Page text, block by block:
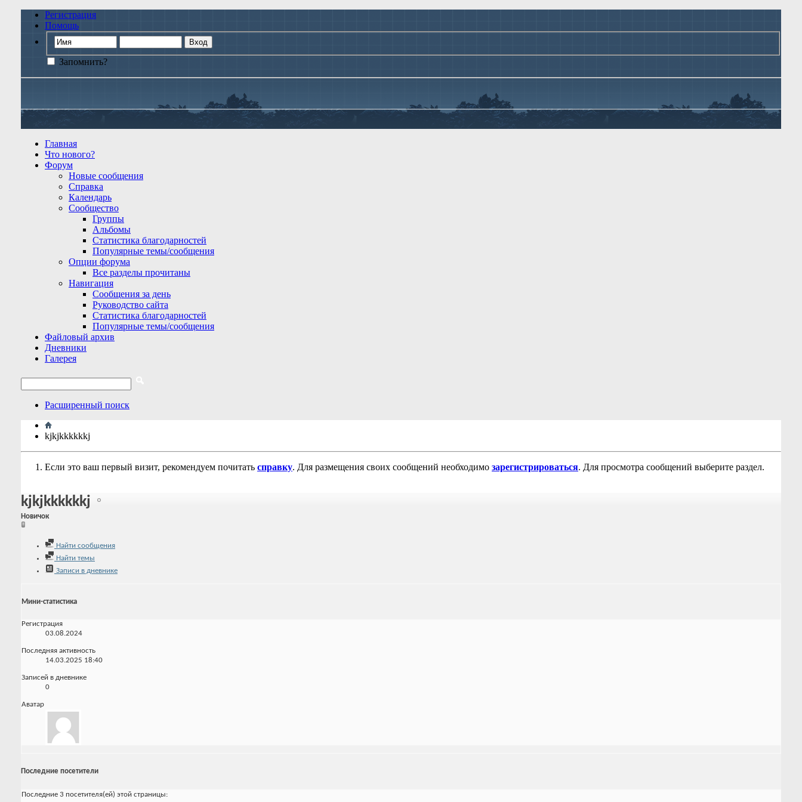
Регистрация
Помощь
Запомнить?
Главная
Что нового?
Форум
Новые сообщения
Справка
Календарь
Сообщество
Группы
Альбомы
Статистика благодарностей
Популярные темы/сообщения
Опции форума
Все разделы прочитаны
Навигация
Сообщения за день
Руководство сайта
Статистика благодарностей
Популярные темы/сообщения
Файловый архив
Дневники
Галерея
Расширенный поиск
kjkjkkkkkkj
Если это ваш первый визит, рекомендуем почитать справку. Для размещения своих сообщений необходимо зарегистрироваться. Для просмотра сообщений выберите раздел.
kjkjkkkkkkj
Новичок
Найти сообщения
Найти темы
Записи в дневнике
Мини-статистика
Регистрация
03.08.2024
Последняя активность
14.03.2025 18:40
Записей в дневнике
0
Аватар
Последние посетители
Последние 3 посетителя(ей) этой страницы: